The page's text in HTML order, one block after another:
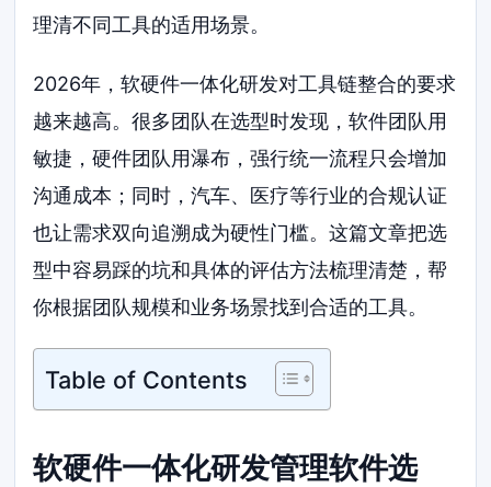
理清不同工具的适用场景。
2026年，软硬件一体化研发对工具链整合的要求
越来越高。很多团队在选型时发现，软件团队用
敏捷，硬件团队用瀑布，强行统一流程只会增加
沟通成本；同时，汽车、医疗等行业的合规认证
也让需求双向追溯成为硬性门槛。这篇文章把选
型中容易踩的坑和具体的评估方法梳理清楚，帮
你根据团队规模和业务场景找到合适的工具。
Table of Contents
软硬件一体化研发管理软件选